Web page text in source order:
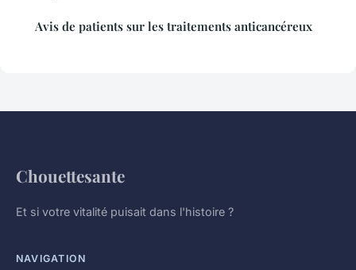
Avis de patients sur les traitements anticancéreux
Chouettesante
Et si votre vitalité puisait dans l'histoire ?
NAVIGATION